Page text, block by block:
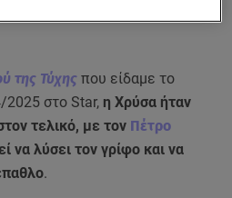
της Τύχης που είδαμε το
στο Star, η Χρύσα ήταν
τελικό, με τον Πέτρο
να λύσει τον γρίφο και να
.